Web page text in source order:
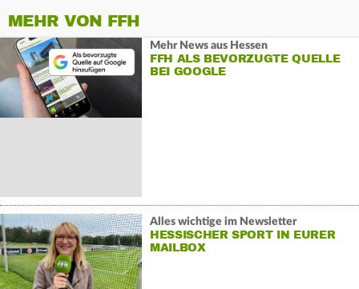
MEHR VON FFH
Mehr News aus Hessen
FFH ALS BEVORZUGTE QUELLE
BEI GOOGLE
Alles wichtige im Newsletter
HESSISCHER SPORT IN EURER
MAILBOX